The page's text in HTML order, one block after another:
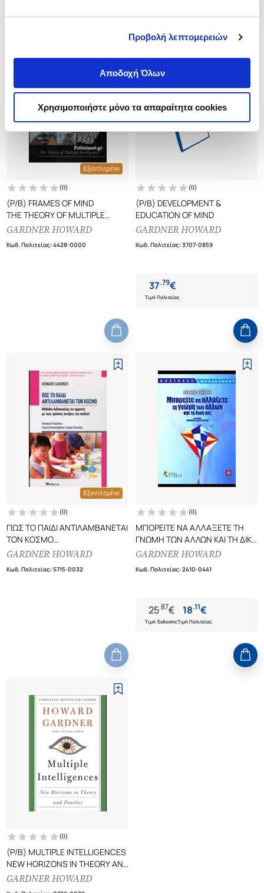
Προβολή λεπτομερειών
Αποδοχή Όλων
Χρησιμοποιήστε μόνο τα απαραίτητα cookies
Εξαντλημένο
(0)
(P/B) FRAMES OF MIND
THE THEORY OF MULTIPLE
INTELLIGENCES
GARDNER HOWARD
Κωδ. Πολιτείας:4428-0000
(0)
(P/B) DEVELOPMENT &
EDUCATION OF MIND
GARDNER HOWARD
Κωδ. Πολιτείας:3707-0859
37.79€
Τιμή Πολιτείας
Εξαντλημένο
(0)
ΠΩΣ ΤΟ ΠΑΙΔΙ ΑΝΤΙΛΑΜΒΑΝΕΤΑΙ
ΤΟΝ ΚΟΣΜΟ
ΜΕΘΟΔΟΙ ΔΙΔΑΣΚΑΛΙΑΣ ΣΕ
ΣΚΕΨΗΣ ΤΟΥ ΠΑΙΔΙΟΥ
GARDNER HOWARD
Κωδ. Πολιτείας:5715-0032
(0)
ΜΠΟΡΕΙΤΕ ΝΑ ΑΛΛΑΞΕΤΕ ΤΗ
ΓΝΩΜΗ ΤΩΝ ΑΛΛΩΝ ΚΑΙ ΤΗ ΔΙΚΗ
ΣΑΣ
GARDNER HOWARD
Κωδ. Πολιτείας:2410-0441
25.87€
Τιμή Έκδοσης
18.11€
Τιμή Πολιτείας
(0)
(P/B) MULTIPLE INTELLIGENCES
NEW HORIZONS IN THEORY AND
PRACTICE
GARDNER HOWARD